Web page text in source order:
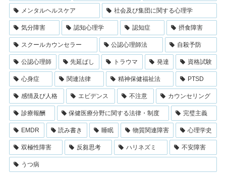
メンタルヘルスケア 社会及び集団に関する心理学
気分障害 認知心理学 認知症 摂食障害
スクールカウンセラー 公認心理師法 自殺予防
公認心理師 先延ばし トラウマ 発達 資格試験
心身症 関連法律 精神保健福祉法 PTSD
感情及び人格 エビデンス 不注意 カウンセリング
診療報酬 保健医療分野に関する法律・制度 完璧主義
EMDR 読み書き 睡眠 物質関連障害 心理学史
双極性障害 反芻思考 ハリネズミ 不安障害
うつ病